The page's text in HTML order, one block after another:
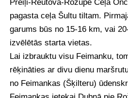
Preiļi-Reutova-Rožupe Ceļa
pagasta ceļa Šultu tiltam.
garums būs no 15-16 km, vai
izvēlētās starta vietas.
Lai izbrauktu visu Feimanku,
rēķināties ar divu dienu
no Feimankas (Šķilteru)